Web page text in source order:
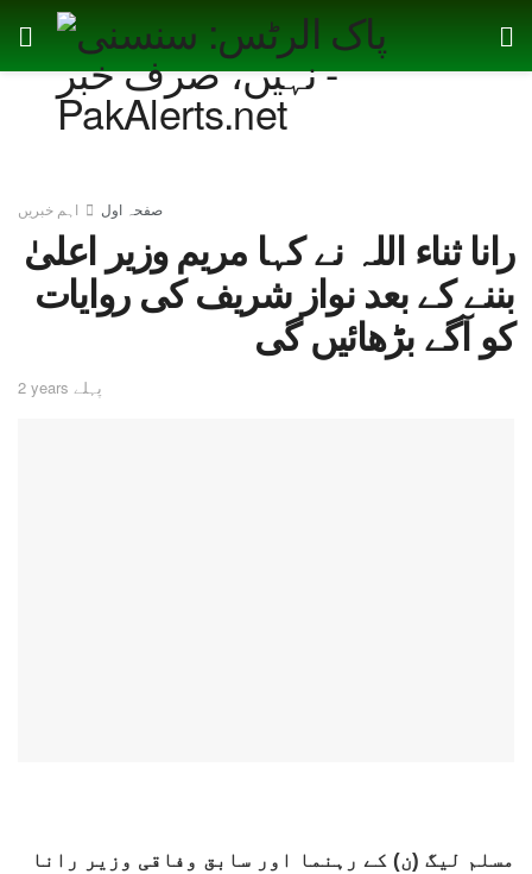
صفحہ اول اہم خبریں
رانا ثناء اللہ نے کہا مریم وزیر اعلیٰ
بننے کے بعد نواز شریف کی روایات
کو آگے بڑھائیں گی
2 years پہلے
مسلم لیگ (ن) کے رہنما اور سابق وفاقی وزیر رانا